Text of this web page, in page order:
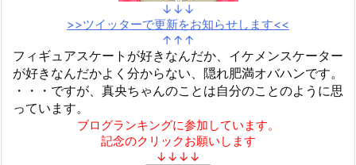
↓↓↓
>>ツイッターで更新をお知らせします<<
↑↑↑
フィギュアスケートが好きなんだか、イケメンスケーター
が好きなんだかよく分からない、隠れ肥満オバハンです。
・・・ですが、真央ちゃんのことは自分のことのように思
っています。
ブログランキングに参加しています。
記念のクリックお願いします
↓↓↓↓